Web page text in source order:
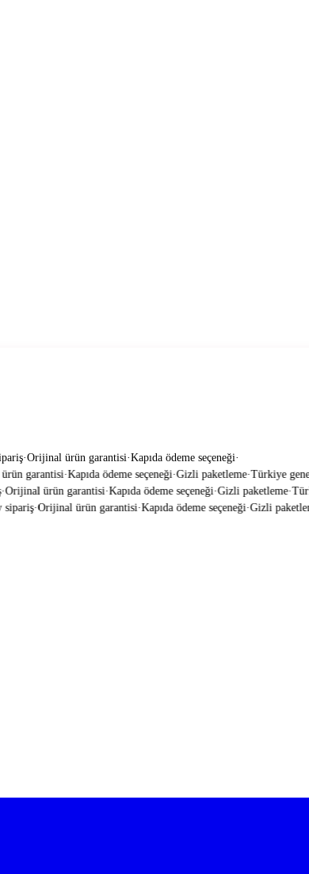
·Orijinal ürün garantisi·Kapıda ödeme seçeneği·
garantisi·Kapıda ödeme seçeneği·Gizli paketleme·Türkiye geneli
ürün garantisi·Kapıda ödeme seçeneği·Gizli paketleme·
·Orijinal ürün garantisi·Kapıda ödeme seçeneği·Gizli